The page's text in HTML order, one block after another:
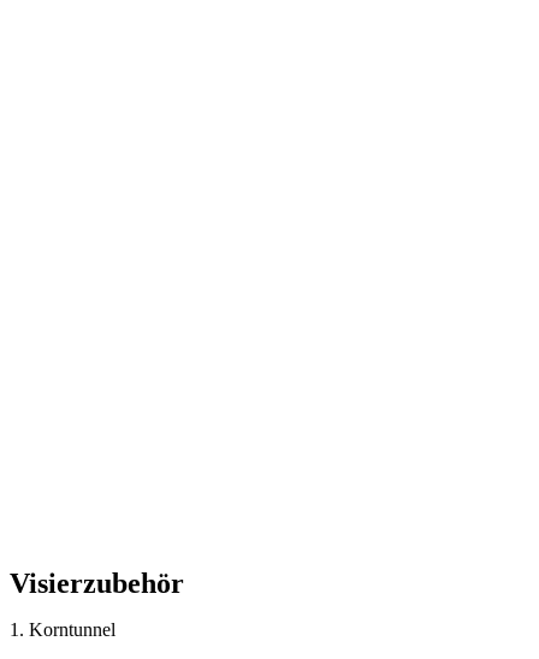
Visierzubehör
1. Korntunnel